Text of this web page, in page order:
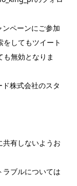
ペーンにご参加
をしてもツイート
無効となりま
株式会社のスタ
共有しないようお
ラブルについては